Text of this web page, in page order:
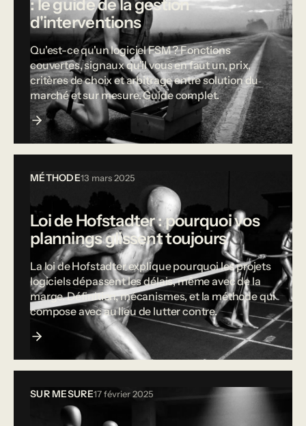
: le guide de la gestion
d'interventions
Qu'est-ce qu'un logiciel FSM ? Fonctions
couvertes, signaux qu'il vous en faut un, prix,
critères de choix et arbitrage entre solution du
marché et sur mesure. Guide complet.
MÉTHODE13 mars 2025
Loi de Hofstadter : pourquoi vos
plannings glissent toujours
La loi de Hofstadter explique pourquoi les projets
logiciels dépassent les délais, même avec de la
marge. Définition, mécanismes, et la méthode qui
compose avec au lieu de lutter contre.
SUR MESURE17 février 2025